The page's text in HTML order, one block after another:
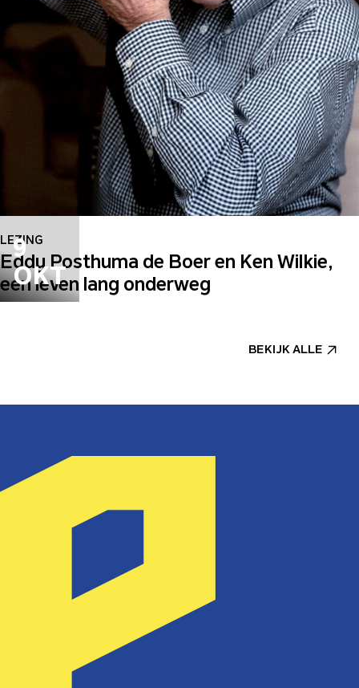
9
OKT
LEZING
Eddy Posthuma de Boer en Ken Wilkie,
een leven lang onderweg
BEKIJK ALLE